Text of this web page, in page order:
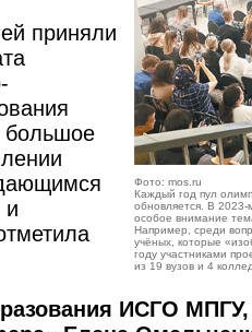
Фото: mos.ru
Каждый год пул
обновляется. В
особое внимание
Например, среди
учёных, которые
году участниками
из 19 вузов и 4
приняли
большое
и
ИСГО­